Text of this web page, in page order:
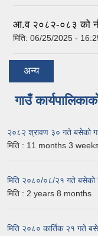
आ.व २०८२-०८३ को
मिति: 06/25/2025 -
अन्य
गाउँ
२०८२ श्रावण ३० गते बसेको
मिति : 11 months 3
मिति २०८०/०८/२१ गते बसेको
मिति : 2 years 8 months
मिति २०८० कार्तिक २१ गते